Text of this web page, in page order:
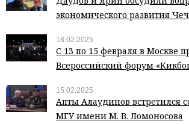
экономического развития
18.02.2025
С 13 по 15 февраля в Москве
Всероссийский форум
15.02.2025
Апты Алаудинов встретился
МГУ имени М. В. Ломоносова